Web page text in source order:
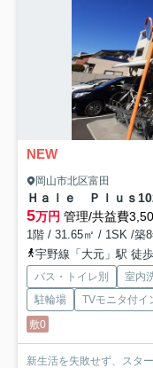
NEW
岡山市北区富田
Ｈａｌｅ Ｐｌｕｓ
5万円 管理/共益費
1階 / 31.65㎡ / 1SK /築
宇野線「大元」駅 徒
バス・トイレ別 室内
駐輪場
TVモニタ付イ
敷0
新生活を失敗せず、スタ